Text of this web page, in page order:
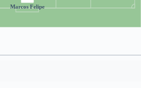
Marcos Felipe